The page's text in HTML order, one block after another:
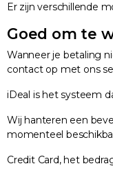
Er zijn verschillende
Goed om te
Wanneer je betaling
contact op met ons
iDeal is het systeem
Wij hanteren een
momenteel
Credit Card, het